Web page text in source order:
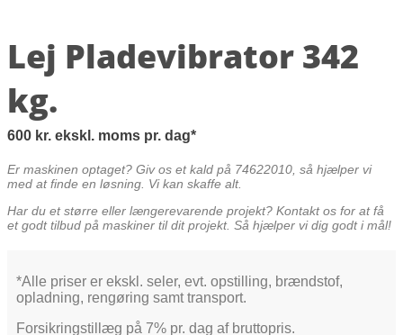
Lej Pladevibrator 342
kg.
600 kr. ekskl. moms pr. dag
Er maskinen optaget? Giv os et kald på 74622010, så hjælper vi
med at finde en løsning. Vi kan skaffe alt.
Har du et større eller længerevarende projekt? Kontakt os for at få
et godt tilbud på maskiner til dit projekt. Så hjælper vi dig godt i mål!
*Alle priser er ekskl. seler, evt. opstilling, brændstof,
opladning, rengøring samt transport.
Forsikringstillæg på 7% pr. dag af bruttopris.